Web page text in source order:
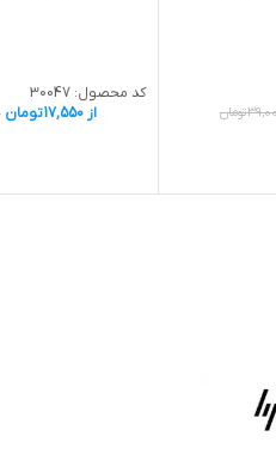
تومان
کد محصول:30047
از17,550تومان